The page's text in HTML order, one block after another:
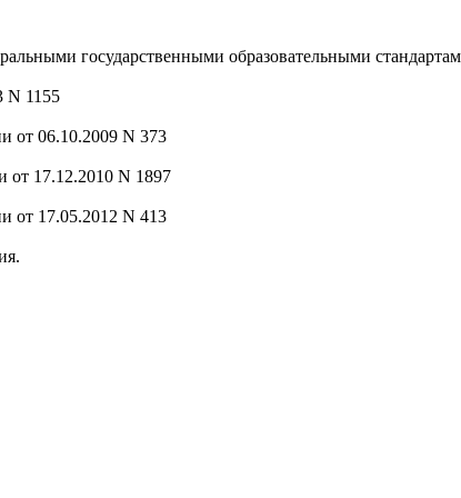
государственными образовательными
N 1155
от 06.10.2009 N 373
от 17.12.2010 N 1897
от 17.05.2012 N 413